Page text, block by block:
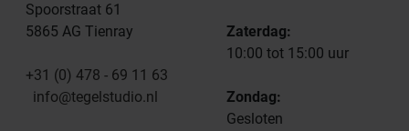
Spoorstraat 61
5865 AG Tienray
+31 (0) 478 - 69 11 63
info@tegelstudio.nl
Zaterdag:
10:00 tot 15:00 uur
Zondag:
Gesloten